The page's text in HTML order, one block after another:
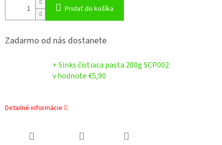
Pridať do košíka
Zadarmo od nás dostanete
+ Sinks čistiaca pasta 200g SCP002
v hodnote €5,90
Detailné informácie